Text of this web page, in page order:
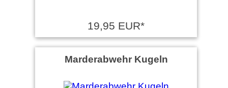
19,95 EUR*
Marderabwehr Kugeln